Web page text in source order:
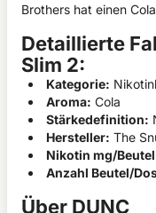
Brothers hat einen
Detaillierte
Slim 2:
Kategorie:
Aroma: Cola
Stärkedefinition:
Hersteller: The
Nikotin mg/
Anzahl Beutel/
Über DUNC